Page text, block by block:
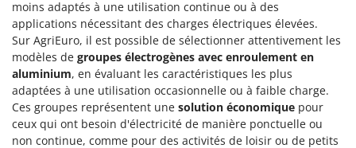
Friteuses sans huile
G
Générateurs d'air chaud
Godets à terre basculants pour tracteur
Groupes électrogènes
Gyrobroyeurs à lame pour tracteur
Diesse
Docma
Dominion
Dreame
E
EcoFlow
moins adaptés à une utilisation continue ou à des
applications nécessitant des charges électriques élevées.
Sur AgriEuro, il est possible de sélectionner attentivement les
modèles de groupes électrogènes avec enroulement en
aluminium, en évaluant les caractéristiques les plus
adaptées à une utilisation occasionnelle ou à faible charge.
Ces groupes représentent une solution économique pour
ceux qui ont besoin d'électricité de manière ponctuelle ou
non continue, comme pour des activités de loisir ou de petits